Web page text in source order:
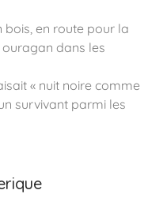
bois, en route pour la
dans les
« nuit noire comme
survivant parmi les